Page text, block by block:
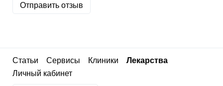
Отправить отзыв
Статьи Сервисы Клиники
Лекарства
Личный кабинет